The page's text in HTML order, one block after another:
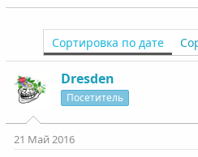
Сортировка по дате
Dresden
Посетитель
21 Май 2016